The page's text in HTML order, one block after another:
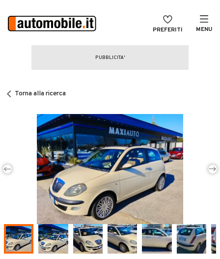
PREFERITI MENU
CERCA
Auto Nuove
Noleggio a lungo termine
Auto d'epoca
Moto
Camper
Veicoli Commerciali
Concessionari
Torna alla ricerca